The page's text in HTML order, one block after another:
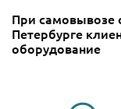
При самовывозе
Петербурге
оборудование